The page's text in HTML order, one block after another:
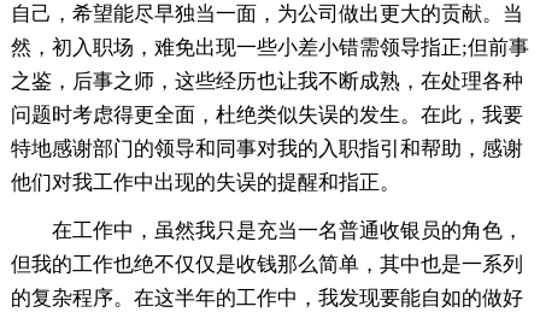
自己，希望能尽早独当一面，为公司做出更大的贡献。当
然，初入职场，难免出现一些小差小错需领导指正;但前事
之鉴，后事之师，这些经历也让我不断成熟，在处理各种
问题时考虑得更全面，杜绝类似失误的发生。在此，我要
特地感谢部门的领导和同事对我的入职指引和帮助，感谢
他们对我工作中出现的失误的提醒和指正。
在工作中，虽然我只是充当一名普通收银员的角色，
但我的工作也绝不仅仅是收钱那么简单，其中也是一系列
的复杂程序。在这半年的工作中，我发现要能自如的做好